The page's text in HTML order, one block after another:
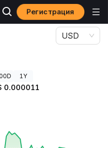
Регистрация
USD
1Y
0.000011